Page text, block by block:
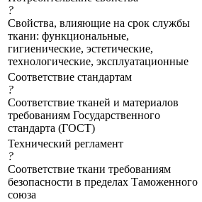
?
Свойства, влияющие на срок службы
ткани: функциональные,
гигиенические, эстетические,
технологические, эксплуатационные
Соответствие стандартам
?
Соответствие тканей и материалов
требованиям Государственного
стандарта (ГОСТ)
Технический регламент
?
Соответствие ткани требованиям
безопасности в пределах Таможенного
союза